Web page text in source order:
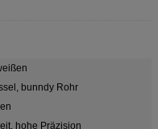
bunndy Rohr
hohe Präzision